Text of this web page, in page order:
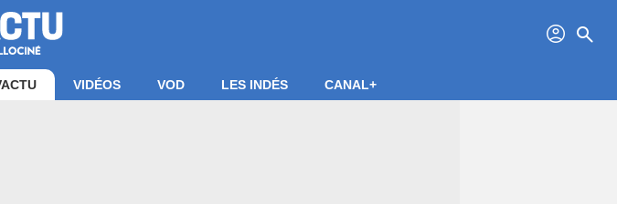
profil search
VIDÉOS VOD LES INDÉS CANAL+